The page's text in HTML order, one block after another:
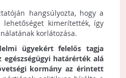
hangsúlyozta, hogy a
lehetőséget kimerítették, így
korlátozása.
ügyekért felelős tagja
határérték alá
kormány az érintett